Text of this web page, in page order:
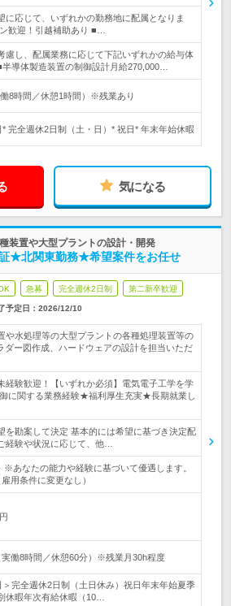
応じて、いずれかの勤務地に配属となりま
歓迎！引越補助あり ■…
慮し、配属業務に応じて下記いずれかの給与体
導体製造装置の制御設計月給270,000…
8時間／休憩1時間）※残業あり
完全週休2日制（土・日）* 祝日* 年末年始休暇
気になる
装置や大型プラントの設計・開発
★北関東勤務★希望案件をお任せ
急募 完全週休2日制 第二新卒歓迎
予定日： 2026/12/10
や水処理等の大型プラントの各種処理装置等の
ダー図作成、ハードウェアの設計を担当いただ
経験歓迎！【いずれか必須】電気電子工学を学
に関する業務経験★福利厚生充実★長期就業し
を勘案して決定 基本的には希望に基づき決定配
経験や状況に応じて、他…
※あなたの能力や経験に基づいて優遇します。
用条件に変更なし）
実働8時間／休憩60分）※残業月30h程度
＞完全週休2日制（土日休み）祝日年末年始夏季
休暇年次有給休暇（10…